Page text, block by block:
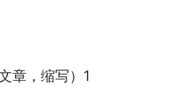
章，缩写）1